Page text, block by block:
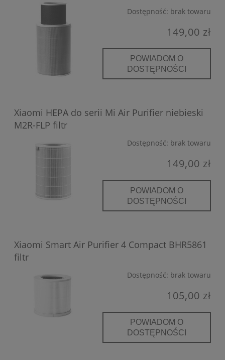
Dostępność: brak towaru
149,00 zł
POWIADOM O
DOSTĘPNOŚCI
Xiaomi HEPA do serii Mi Air Purifier niebieski
M2R-FLP filtr
Dostępność: brak towaru
149,00 zł
POWIADOM O
DOSTĘPNOŚCI
Xiaomi Smart Air Purifier 4 Compact BHR5861
filtr
Dostępność: brak towaru
105,00 zł
POWIADOM O
DOSTĘPNOŚCI